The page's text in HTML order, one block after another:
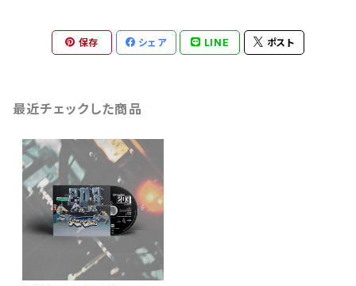
保存 シェア LINE ポスト
最近チェックした商品